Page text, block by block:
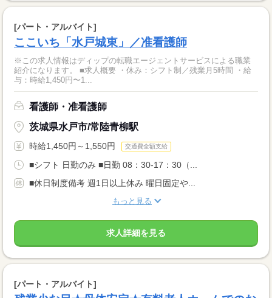
[パート・アルバイト]
ここいち「水戸城東」／准看護師
※この求人情報はディップの転職エージェントサービスによる職業
紹介になります。 ■求人概要 ・休み：シフト制／残業月5時間 ・給
与：時給1,450円〜1...
看護師・准看護師
茨城県水戸市/常陸青柳駅
時給1,450円～1,550円 交通費全額支給
■シフト 日勤のみ ■日勤 08：30-17：30（...
■休日制度備考 週1日以上休み 曜日固定や...
もっと見る
求人詳細を見る
[パート・アルバイト]